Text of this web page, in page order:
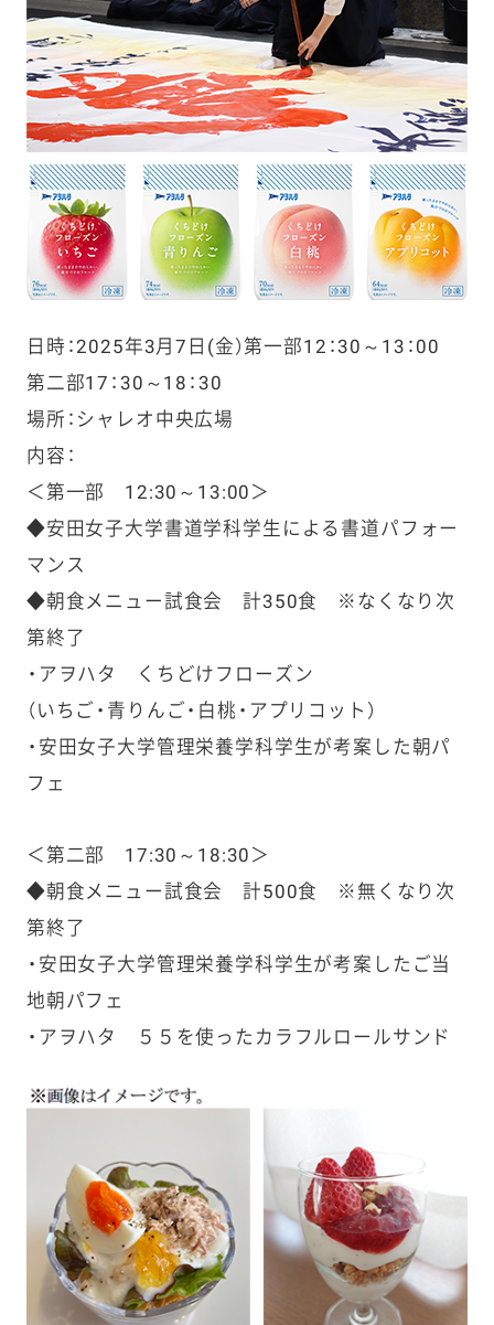
日時：2025年3月7日(金）第一部12：30～13：00
第二部17：30～18：30
場所：シャレオ中央広場
内容：
＜第一部 12:30～13:00＞
◆安田女子大学書道学科学生による書道パフォー
マンス
◆朝食メニュー試食会 計350食 ※なくなり次
第終了
・アヲハタ くちどけフローズン
（いちご・青りんご・白桃・アプリコット）
・安田女子大学管理栄養学科学生が考案した朝パ
フェ
＜第二部 17:30～18:30＞
◆朝食メニュー試食会 計500食 ※無くなり次
第終了
・安田女子大学管理栄養学科学生が考案したご当
地朝パフェ
・アヲハタ ５５を使ったカラフルロールサンド